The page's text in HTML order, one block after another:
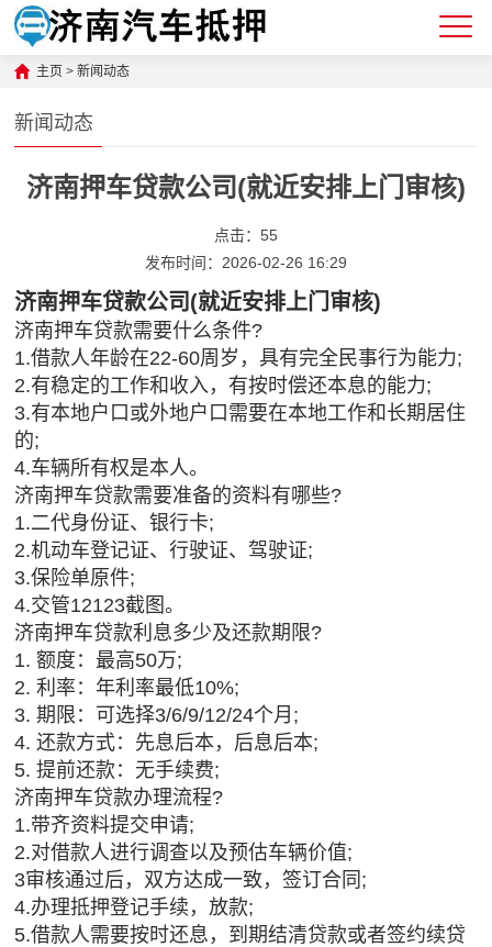
主页 >新闻动态
新闻动态
济南押车贷款公司(就近安排上门审核)
点击： 55
发布时间：2026-02-26 16:29
济南押车贷款公司(就近安排上门审核)
济南押车贷款需要什么条件?
1.借款人年龄在22-60周岁，具有完全民事行为能力;
2.有稳定的工作和收入，有按时偿还本息的能力;
3.有本地户口或外地户口需要在本地工作和长期居住
的;
4.车辆所有权是本人。
济南押车贷款需要准备的资料有哪些?
1.二代身份证、银行卡;
2.机动车登记证、行驶证、驾驶证;
3.保险单原件;
4.交管12123截图。
济南押车贷款利息多少及还款期限?
1. 额度：最高50万;
2. 利率：年利率最低10%;
3. 期限：可选择3/6/9/12/24个月;
4. 还款方式：先息后本，后息后本;
5. 提前还款：无手续费;
济南押车贷款办理流程?
1.带齐资料提交申请;
2.对借款人进行调查以及预估车辆价值;
3审核通过后，双方达成一致，签订合同;
4.办理抵押登记手续，放款;
5.借款人需要按时还息，到期结清贷款或者签约续贷